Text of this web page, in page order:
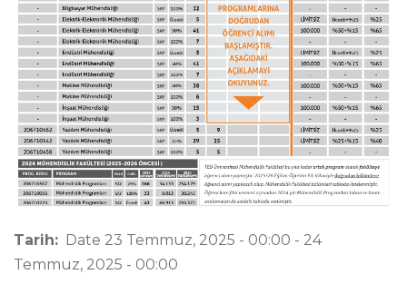
Tarih: Date 23 Temmuz, 2025 - 00:00 - 24
Temmuz, 2025 - 00:00